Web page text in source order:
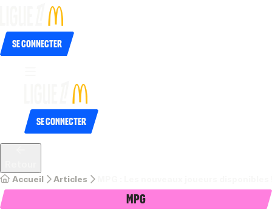
Se connecter
Se connecter
Accueil Articles
MPG